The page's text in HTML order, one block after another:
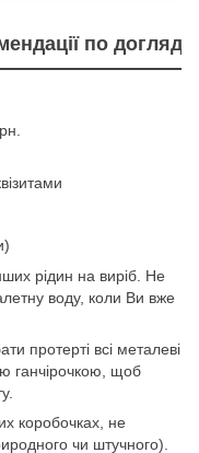
по догляду
рідин на виріб. Не
воду, коли Ви вже
протерті всі металеві
ганчірочкою, щоб
коробочках, не
чи штучного).